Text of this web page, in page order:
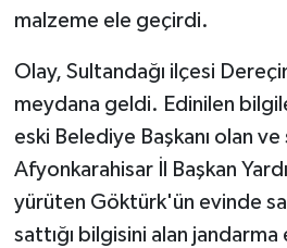
malzeme ele geçirdi.
Olay, Sultandağı ilçesi
meydana geldi. Edinilen
eski Belediye Başkanı olan
Afyonkarahisar İl Başkan
yürüten Göktürk'ün evinde
sattığı bilgisini alan